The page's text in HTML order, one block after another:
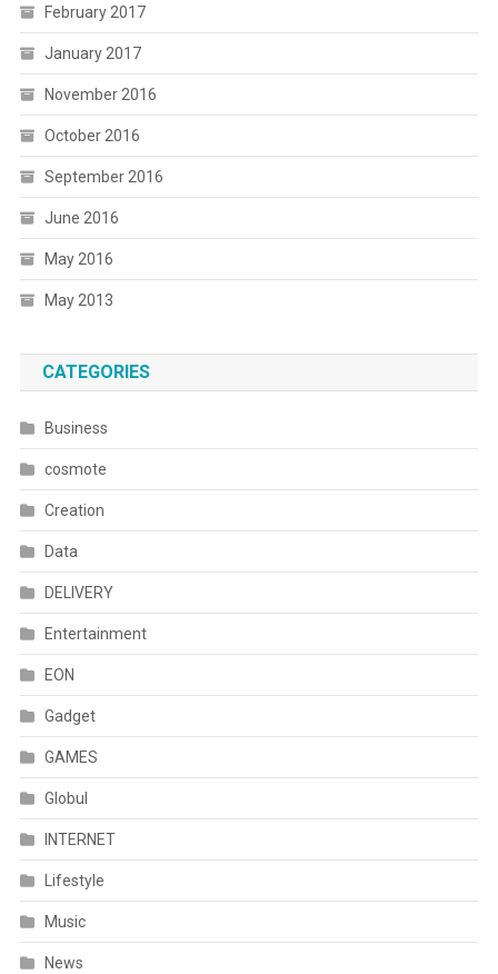
February 2017
January 2017
November 2016
October 2016
September 2016
June 2016
May 2016
May 2013
CATEGORIES
Business
cosmote
Creation
Data
DELIVERY
Entertainment
EON
Gadget
GAMES
Globul
INTERNET
Lifestyle
Music
News